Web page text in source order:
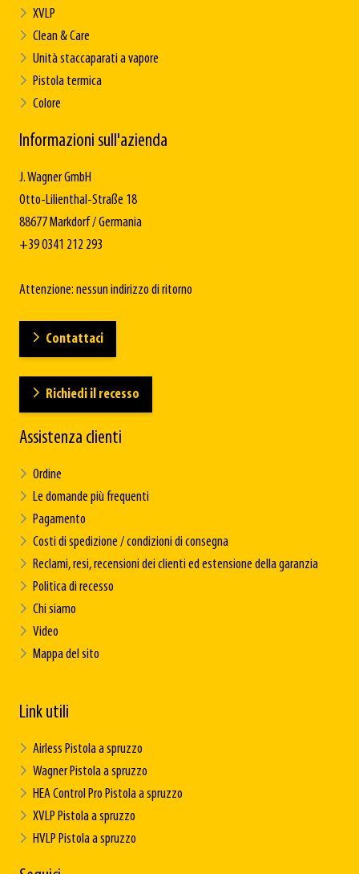
XVLP
Clean & Care
Unità staccaparati a vapore
Pistola termica
Colore
Informazioni sull'azienda
J. Wagner GmbH
Otto-Lilienthal-Straße 18
88677 Markdorf / Germania
+39 0341 212 293
Attenzione: nessun indirizzo di ritorno
Contattaci
Richiedi il recesso
Assistenza clienti
Ordine
Le domande più frequenti
Pagamento
Costi di spedizione / condizioni di consegna
Reclami, resi, recensioni dei clienti ed estensione della garanzia
Politica di recesso
Chi siamo
Video
Mappa del sito
Link utili
Airless Pistola a spruzzo
Wagner Pistola a spruzzo
HEA Control Pro Pistola a spruzzo
XVLP Pistola a spruzzo
HVLP Pistola a spruzzo